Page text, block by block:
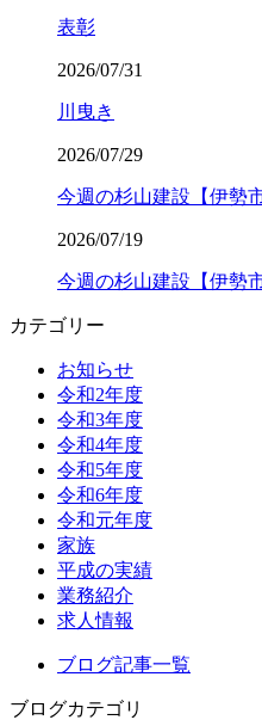
表彰
2026/07/31
川曳き
2026/07/29
今週の杉山建設【伊勢
2026/07/19
今週の杉山建設【伊勢
カテゴリー
お知らせ
令和2年度
令和3年度
令和4年度
令和5年度
令和6年度
令和元年度
家族
平成の実績
業務紹介
求人情報
ブログ記事一覧
ブログカテゴリ